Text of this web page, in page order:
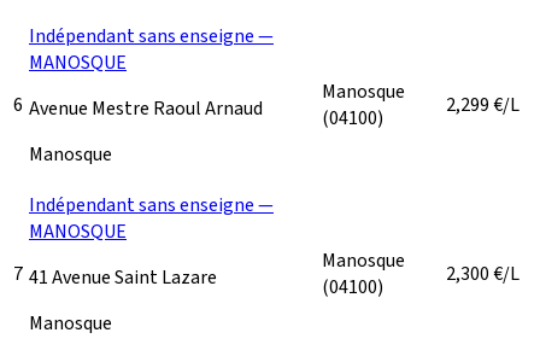
6
Indépendant sans enseigne —
MANOSQUE
Avenue Mestre Raoul Arnaud
Manosque
Manosque
(04100)
2,299€/L
7
Indépendant sans enseigne —
MANOSQUE
41 Avenue Saint Lazare
Manosque
Manosque
(04100)
2,300€/L